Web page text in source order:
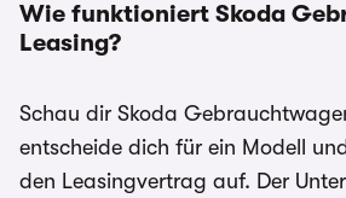
Wie funktioniert Skoda
Leasing?
Schau dir Skoda
entscheide dich für ein Modell
den Leasingvertrag auf. Der